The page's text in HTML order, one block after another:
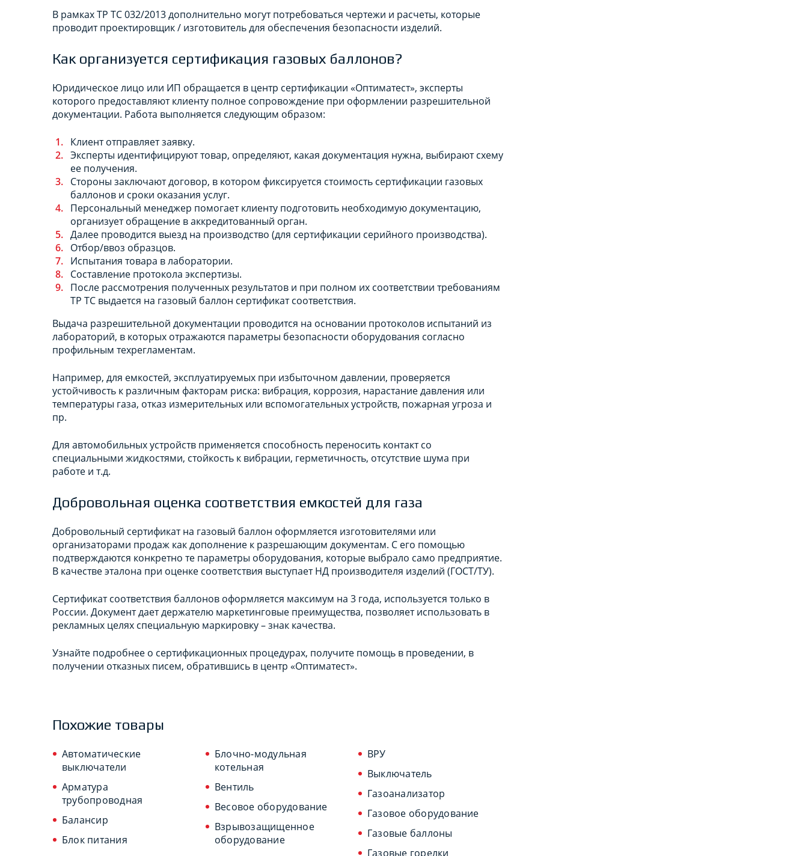
В рамках ТР ТС 032/2013 дополнительно могут потребоваться чертежи и расчеты, которые
проводит проектировщик / изготовитель для обеспечения безопасности изделий.
Как организуется сертификация газовых баллонов?
Юридическое лицо или ИП обращается в центр сертификации «Оптиматест», эксперты
которого предоставляют клиенту полное сопровождение при оформлении разрешительной
документации. Работа выполняется следующим образом:
Клиент отправляет заявку.
Эксперты идентифицируют товар, определяют, какая документация нужна, выбирают схему
ее получения.
Стороны заключают договор, в котором фиксируется стоимость сертификации газовых
баллонов и сроки оказания услуг.
Персональный менеджер помогает клиенту подготовить необходимую документацию,
организует обращение в аккредитованный орган.
Далее проводится выезд на производство (для сертификации серийного производства).
Отбор/ввоз образцов.
Испытания товара в лаборатории.
Составление протокола экспертизы.
После рассмотрения полученных результатов и при полном их соответствии требованиям
ТР ТС выдается на газовый баллон сертификат соответствия.
Выдача разрешительной документации проводится на основании протоколов испытаний из
лабораторий, в которых отражаются параметры безопасности оборудования согласно
профильным техрегламентам.
Например, для емкостей, эксплуатируемых при избыточном давлении, проверяется
устойчивость к различным факторам риска: вибрация, коррозия, нарастание давления или
температуры газа, отказ измерительных или вспомогательных устройств, пожарная угроза и
пр.
Для автомобильных устройств применяется способность переносить контакт со
специальными жидкостями, стойкость к вибрации, герметичность, отсутствие шума при
работе и т.д.
Добровольная оценка соответствия емкостей для газа
Добровольный сертификат на газовый баллон оформляется изготовителями или
организаторами продаж как дополнение к разрешающим документам. С его помощью
подтверждаются конкретно те параметры оборудования, которые выбрало само предприятие.
В качестве эталона при оценке соответствия выступает НД производителя изделий (ГОСТ/ТУ).
Сертификат соответствия баллонов оформляется максимум на 3 года, используется только в
России. Документ дает держателю маркетинговые преимущества, позволяет использовать в
рекламных целях специальную маркировку – знак качества.
Узнайте подробнее о сертификационных процедурах, получите помощь в проведении, в
получении отказных писем, обратившись в центр «Оптиматест».
Похожие товары
Автоматические
выключатели
Арматура
трубопроводная
Балансир
Блок питания
Блочно-модульная
котельная
Вентиль
Весовое оборудование
Взрывозащищенное
оборудование
ВРУ
Выключатель
Газоанализатор
Газовое оборудование
Газовые баллоны
Газовые горелки